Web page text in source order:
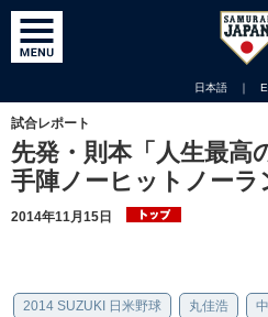
日本語 ｜
試合レポート
先発・則本「人生最高
手陣ノーヒットノーラ
2014年11月15日
2014 SUZUKI 日米野球 丸佳浩